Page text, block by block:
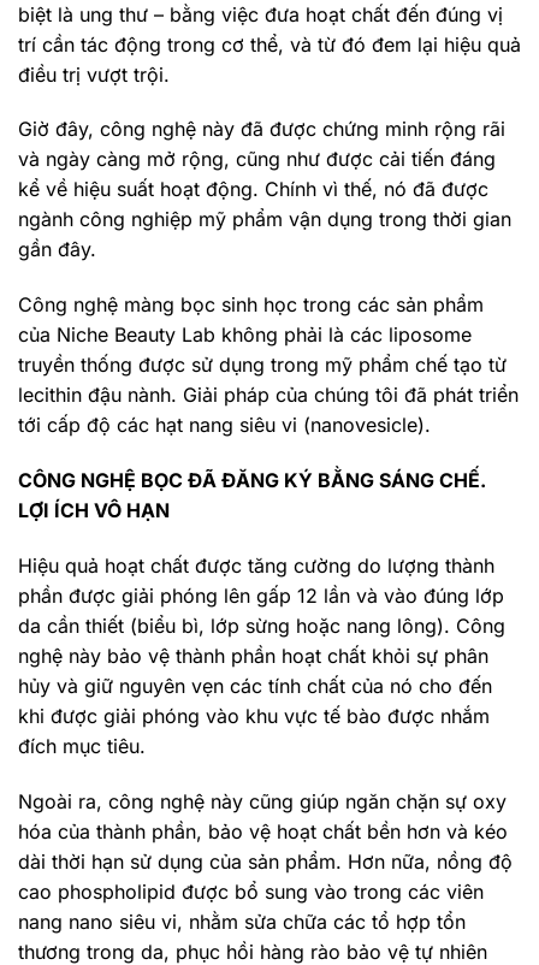
biệt là ung thư – bằng việc đưa hoạt chất đến đúng vị
trí cần tác động trong cơ thể, và từ đó đem lại hiệu quả
điều trị vượt trội.
Giờ đây, công nghệ này đã được chứng minh rộng rãi
và ngày càng mở rộng, cũng như được cải tiến đáng
kể về hiệu suất hoạt động. Chính vì thế, nó đã được
ngành công nghiệp mỹ phẩm vận dụng trong thời gian
gần đây.
Công nghệ màng bọc sinh học trong các sản phẩm
của Niche Beauty Lab không phải là các liposome
truyền thống được sử dụng trong mỹ phẩm chế tạo từ
lecithin đậu nành. Giải pháp của chúng tôi đã phát triển
tới cấp độ các hạt nang siêu vi (nanovesicle).
CÔNG NGHỆ BỌC ĐÃ ĐĂNG KÝ BẰNG SÁNG CHẾ.
LỢI ÍCH VÔ HẠN
Hiệu quả hoạt chất được tăng cường do lượng thành
phần được giải phóng lên gấp 12 lần và vào đúng lớp
da cần thiết (biểu bì, lớp sừng hoặc nang lông). Công
nghệ này bảo vệ thành phần hoạt chất khỏi sự phân
hủy và giữ nguyên vẹn các tính chất của nó cho đến
khi được giải phóng vào khu vực tế bào được nhắm
đích mục tiêu.
Ngoài ra, công nghệ này cũng giúp ngăn chặn sự oxy
hóa của thành phần, bảo vệ hoạt chất bền hơn và kéo
dài thời hạn sử dụng của sản phẩm. Hơn nữa, nồng độ
cao phospholipid được bổ sung vào trong các viên
nang nano siêu vi, nhằm sửa chữa các tổ hợp tổn
thương trong da, phục hồi hàng rào bảo vệ tự nhiên